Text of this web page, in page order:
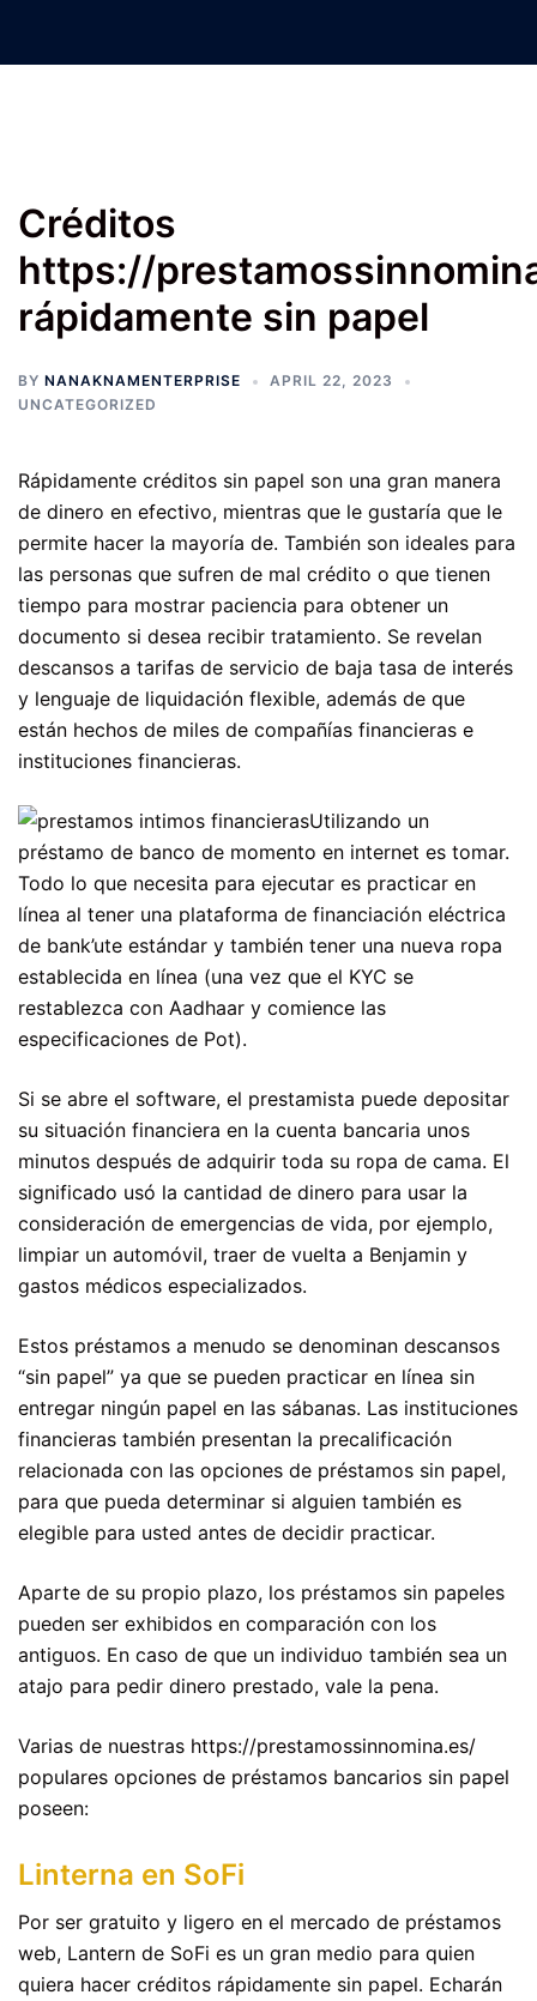
Créditos
https://
rápidamente sin papel
BY NANAKNAMENTERPRISE
APRIL 22, 2023
UNCATEGORIZED
Rápidamente créditos sin papel son una gran manera
de dinero en efectivo, mientras que le gustaría que le
permite hacer la mayoría de. También son ideales para
las personas que sufren de mal crédito o que tienen
tiempo para mostrar paciencia para obtener un
documento si desea recibir tratamiento. Se revelan
descansos a tarifas de servicio de baja tasa de interés
y lenguaje de liquidación flexible, además de que
están hechos de miles de compañías financieras e
instituciones financieras.
Utilizando un
préstamo de banco de momento en internet es tomar.
Todo lo que necesita para ejecutar es practicar en
línea al tener una plataforma de financiación eléctrica
de bank’ute estándar y también tener una nueva ropa
establecida en línea (una vez que el KYC se
restablezca con Aadhaar y comience las
especificaciones de Pot).
Si se abre el software, el prestamista puede depositar
su situación financiera en la cuenta bancaria unos
minutos después de adquirir toda su ropa de cama. El
significado usó la cantidad de dinero para usar la
consideración de emergencias de vida, por ejemplo,
limpiar un automóvil, traer de vuelta a Benjamin y
gastos médicos especializados.
Estos préstamos a menudo se denominan descansos
“sin papel” ya que se pueden practicar en línea sin
entregar ningún papel en las sábanas. Las instituciones
financieras también presentan la precalificación
relacionada con las opciones de préstamos sin papel,
para que pueda determinar si alguien también es
elegible para usted antes de decidir practicar.
Aparte de su propio plazo, los préstamos sin papeles
pueden ser exhibidos en comparación con los
antiguos. En caso de que un individuo también sea un
atajo para pedir dinero prestado, vale la pena.
Varias de nuestras https://prestamossinnomina.es/
populares opciones de préstamos bancarios sin papel
poseen:
Linterna en SoFi
Por ser gratuito y ligero en el mercado de préstamos
web, Lantern de SoFi es un gran medio para quien
quiera hacer créditos rápidamente sin papel. Echarán